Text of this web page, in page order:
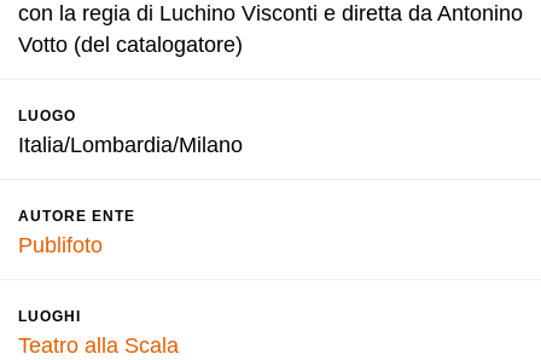
con la regia di Luchino Visconti e diretta da Antonino
Votto (del catalogatore)
LUOGO
Italia/Lombardia/Milano
AUTORE ENTE
Publifoto
LUOGHI
Teatro alla Scala